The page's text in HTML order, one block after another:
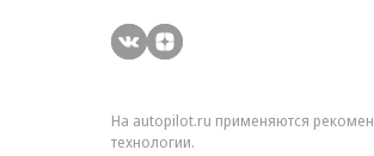
На autopilot.ru применяются
технологии.